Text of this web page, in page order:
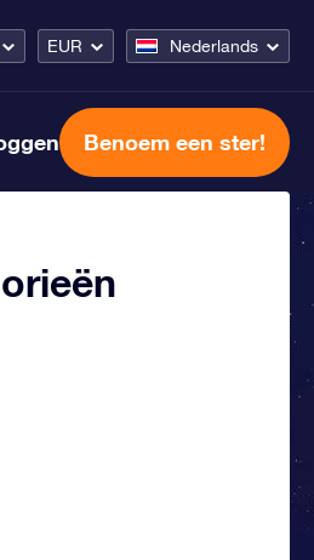
EUR Nederlands
Benoem een ster!